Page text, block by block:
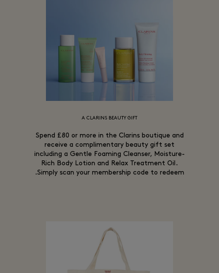
A CLARINS BEAUTY GIFT
Spend £80 or more in the Clarins boutique and
receive a complimentary beauty gift set
including a Gentle Foaming Cleanser, Moisture-
Rich Body Lotion and Relax Treatment Oil.
Simply scan your membership code to redeem.